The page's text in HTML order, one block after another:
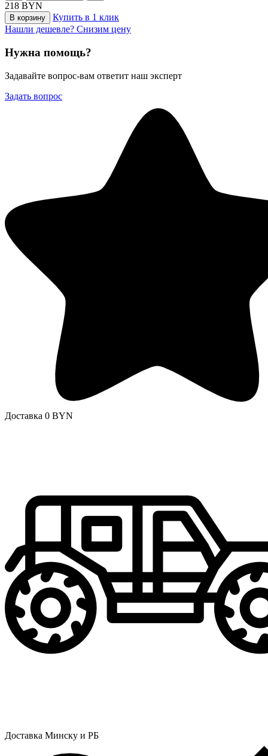
218 BYN
В корзину
Купить в 1 клик
Нашли дешевле? Снизим цену
Нужна помощь?
Задавайте вопрос-вам ответит наш эксперт
Задать вопрос
Доставка 0 BYN
Доставка Минску и РБ